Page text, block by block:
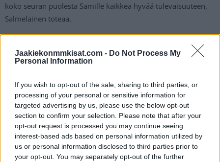
Jaakiekonmmkisat.com - Do Not Process My
Personal Information
If you wish to opt-out of the sale, sharing to third parties, or
processing of your personal or sensitive information for
targeted advertising by us, please use the below opt-out
section to confirm your selection. Please note that after your
opt-out request is processed you may continue seeing
interest-based ads based on personal information utilized by
us or personal information disclosed to third parties prior to
your opt-out. You may separately opt-out of the further
koko seuran puolesta Samille kaikkea hyvää tulevaisuuteen,
Salmelainen toteaa.
Sami Lepistö pelasi 20 vuotta kestäneellä ammattilaisurallaan
useassa sarjassa. Puolustajan tilille kertyi 190 SM-liiga-ottelun
Ruotsin ja Sveitsin pääsarjoissa. Lepistön palkintokaapista
löytyy MM-kulta keväältä 2011, sekä MM-pronssi ja kaksi
olympiapronssia. Lisäksi Lepistö on ollut mukana voittamassa
AHL:n mestaruutta.